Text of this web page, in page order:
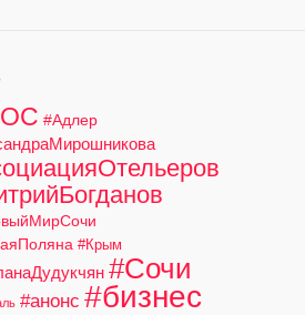
#Адлер
#Крым
#Сочи
#анонс #бизнес